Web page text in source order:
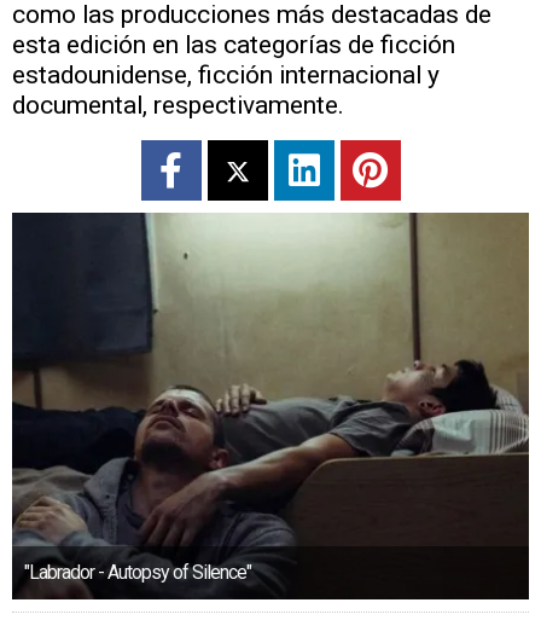
como las producciones más destacadas de
esta edición en las categorías de ficción
estadounidense, ficción internacional y
documental, respectivamente.
"Labrador - Autopsy of Silence"